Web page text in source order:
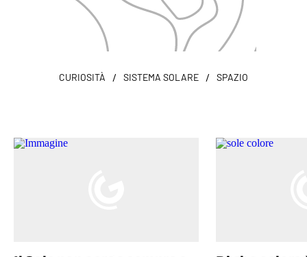
CURIOSITÀ / SISTEMA SOLARE / SPAZIO